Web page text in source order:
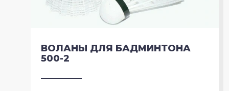
ВОЛАНЫ ДЛЯ БАДМИНТОНА
500-2